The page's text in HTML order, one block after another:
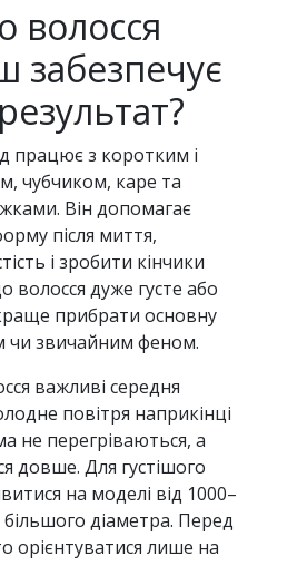
волосся
забезпечує
працює з коротким і
чубчиком, каре та
Він допомагає
після миття,
і зробити кінчики
дуже густе або
прибрати основну
чи звичайним феном.
важливі середня
повітря наприкінці
не перегріваються, а
довше. Для густішого
на моделі від 1000–
більшого діаметра. Перед
орієнтуватися лише на